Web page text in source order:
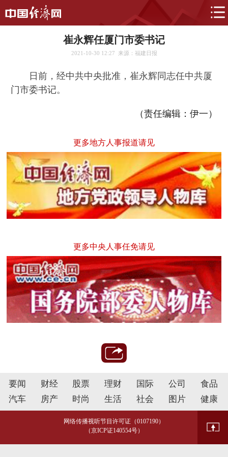
崔永辉任厦门市委书记
2021-10-30 12:27 来源：福建日报
日前，经中共中央批准，崔永辉同志任中共厦
门市委书记。
（责任编辑：伊一）
更多地方人事报道请见
更多中央人事任免请见
要闻 财经 股票 理财 国际 公司
食品
汽车
房产 时尚 生活 社会 图片 健康
网络传播视听节目许可证（0107190）
（京ICP证140554号）